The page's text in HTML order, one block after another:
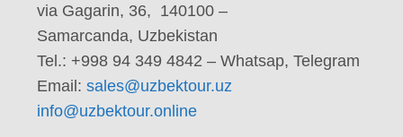
via Gagarin, 36, 140100 –
Samarcanda, Uzbekistan
Tel.: +998 94 349 4842 – Whatsap, Telegram
Email: sales@uzbektour.uz
info@uzbektour.online